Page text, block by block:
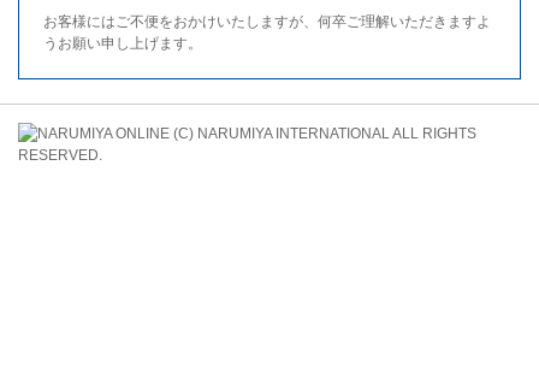
お客様にはご不便をおかけいたしますが、何卒ご理解いただきますよ
うお願い申し上げます。